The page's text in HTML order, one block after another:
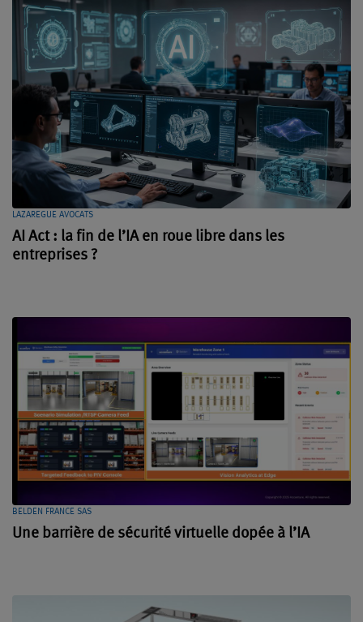
LAZAREGUE AVOCATS
AI Act : la fin de l’IA en roue libre dans les
entreprises ?
BELDEN FRANCE SAS
Une barrière de sécurité virtuelle dopée à l’IA